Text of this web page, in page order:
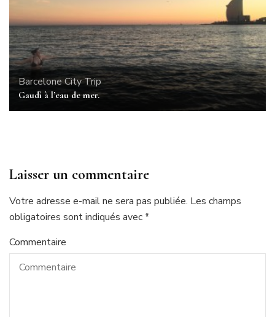
BarceloneCity Trip
Gaudì à l’eau de mer.
Laisser un commentaire
Votre adresse e-mail ne sera pas publiée. Les champs
obligatoires sont indiqués avec*
Commentaire